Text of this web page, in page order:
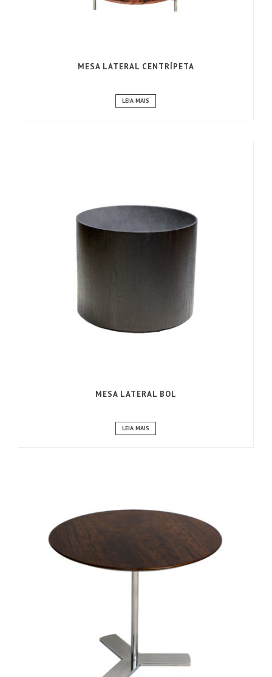
MESA LATERAL CENTRÍPETA
LEIA MAIS
MESA LATERAL BOL
LEIA MAIS